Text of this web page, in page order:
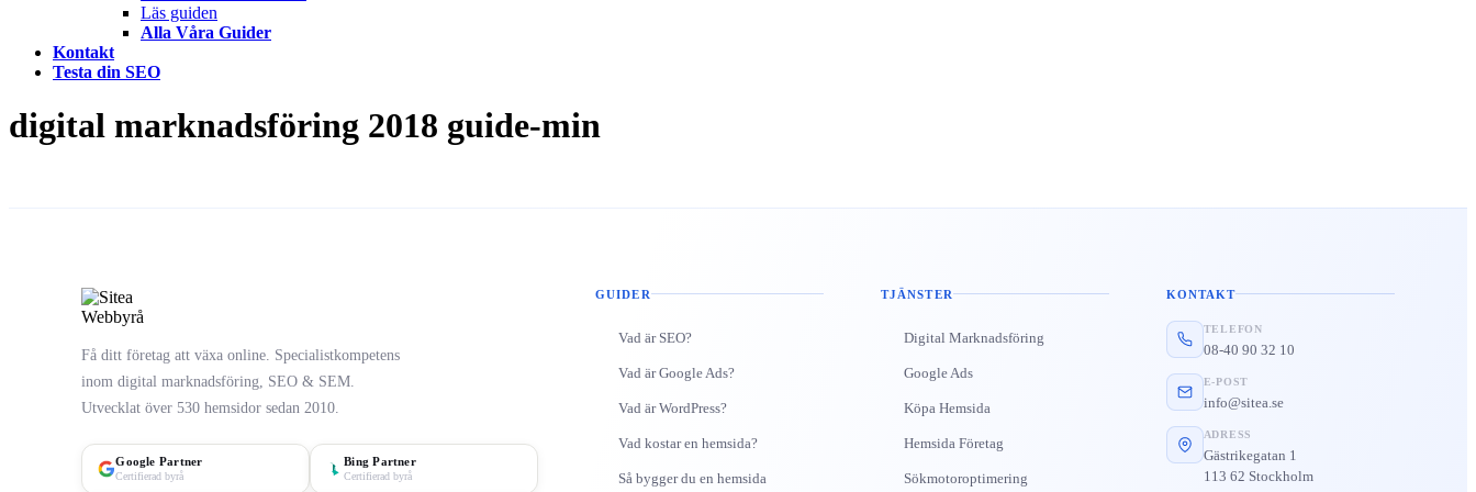
Läs guiden
Alla Våra Guider
Kontakt
Testa din SEO
digital marknadsföring 2018 guide-min
Få ditt företag att växa online. Specialistkompetens
inom digital marknadsföring, SEO & SEM.
Utvecklat över 530 hemsidor sedan 2010.
Google Partner
Certifierad byrå
Bing Partner
Certifierad byrå
GUIDER
Vad är SEO?
Vad är Google Ads?
Vad är WordPress?
Vad kostar en hemsida?
Så bygger du en hemsida
TJÄNSTER
Digital Marknadsföring
Google Ads
Köpa Hemsida
Hemsida Företag
Sökmotoroptimering
KONTAKT
TELEFON
08-40 90 32 10
E-POST
info@sitea.se
ADRESS
Gästrikegatan 1
113 62 Stockholm